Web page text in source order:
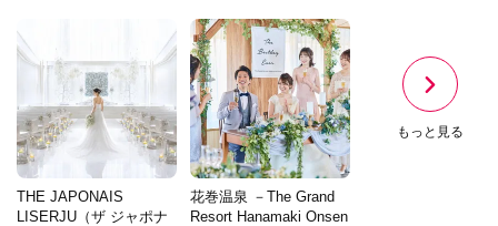
THE JAPONAIS
LISERJU（ザ ジャポナ
花巻温泉 －The Grand
Resort Hanamaki Onsen
もっと見る